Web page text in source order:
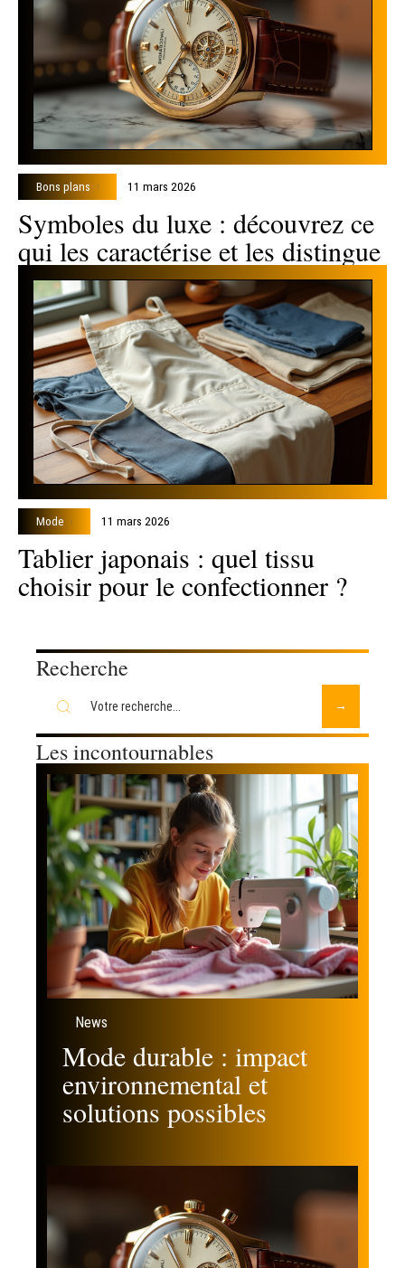
Bons plans 11 mars 2026
Symboles du luxe : découvrez ce
qui les caractérise et les distingue
Mode 11 mars 2026
Tablier japonais : quel tissu
choisir pour le confectionner ?
Recherche
Les incontournables
News
Mode durable : impact
environnemental et
solutions possibles